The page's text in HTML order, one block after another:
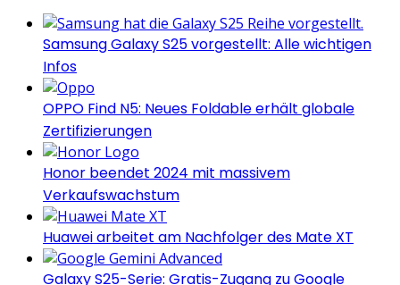
Samsung Galaxy S25 vorgestellt: Alle wichtigen
Infos
OPPO Find N5: Neues Foldable erhält globale
Zertifizierungen
Honor beendet 2024 mit massivem
Verkaufswachstum
Huawei arbeitet am Nachfolger des Mate XT
Galaxy S25-Serie: Gratis-Zugang zu Google